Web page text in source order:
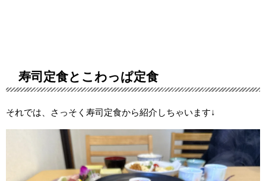
寿司定食とこわっぱ定食
それでは、さっそく寿司定食から紹介しちゃいます↓